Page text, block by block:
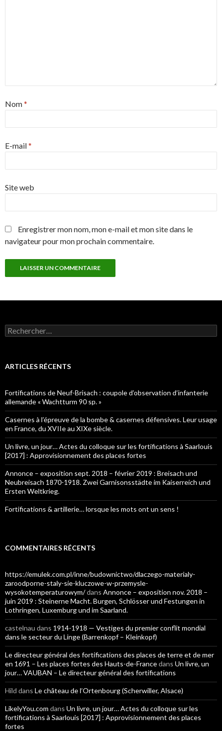
Nom*
E-mail*
Site web
Enregistrer mon nom, mon e-mail et mon site dans le
navigateur pour mon prochain commentaire.
Rechercher :
ARTICLES RÉCENTS
Fortifications de Neuf-Brisach : coupole d’observation d’infanterie
allemande « Wachtturm 90 sp. »
Casernes à l’épreuve de la bombe & casernes défensives. Leur usage
en France, du XVIIe au XIXe siècle.
Un livre, un jour… Actes du colloque sur les fortifications à Saarlouis
[2017] : Approvisionnement des places fortes
Annonce – exposition sept. 2018 – février 2019 : Breisach und
Neubreisach 1870-1918. Zwei Garnisonsstädte im Kaiserreich und
Ersten Weltkrieg.
Fortifications & artillerie… lorsque les mots ont un sens !
COMMENTAIRES RÉCENTS
https://emulek.com.pl/inne/budownictwo/dlaczego-materialy-
zaroodporne-staly-sie-kluczowe-w-przemysle-
wysokotemperaturowym/dans Annonce – exposition nov. 2018 –
juin 2019 : Steinerne Macht. Burgen, Schlösser und Festungen in
Lothringen, Luxemburg und im Saarland.
castelnau dans 1914-1918 — Vestiges du premier conflit mondial
dans le secteur du Linge (Barrenkopf – Kleinkopf)
Le directeur général des fortifications des places de terre et de mer
en 1691 – Les places fortes des Hauts-de-Francedans Un livre, un
jour… VAUBAN – Le directeur général des fortifications
Hild dans Le château de l’Ortenbourg (Scherwiller, Alsace)
LikelyYou.com dans Un livre, un jour… Actes du colloque sur les
fortifications à Saarlouis [2017] : Approvisionnement des places
fortes